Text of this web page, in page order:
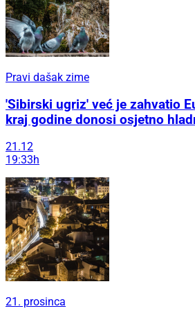
Pravi dašak zime
'Sibirski ugriz' već je zahvatio
kraj godine donosi osjetno
21.12
19:33h
21. prosinca